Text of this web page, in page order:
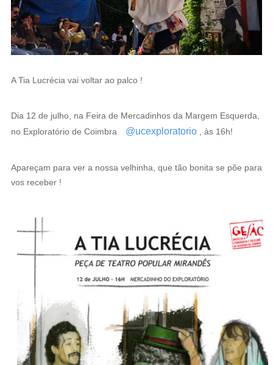
e
g
a
ã
A Tia Lucrécia vai voltar ao palco !
Dia 12 de julho, na Feira de Mercadinhos da Margem Esquerda,
no Exploratório de Coimbra
@ucexploratorio, às 16h!
Apareçam para ver a nossa velhinha, que tão bonita se põe para
vos receber !